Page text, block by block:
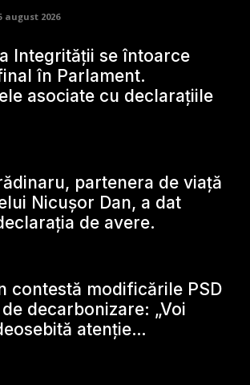
august 2026
Integrității se întoarce
în Parlament.
asociate cu declarațiile
partenera de viață
Nicușor Dan, a dat
de avere.
contestă modificările PSD
decarbonizare: „Voi
atenție…